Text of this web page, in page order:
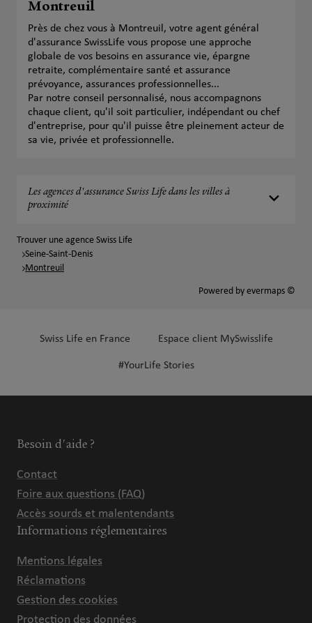
Montreuil
Près de chez vous à Montreuil, votre agent général
d'assurance SwissLife vous propose une approche
globale de vos besoins en assurance vie, épargne
retraite, complémentaire santé et assurance
prévoyance, assurances professionnelles...
Par notre conseil personnalisé, nous accompagnons
chaque client, qu'il soit particulier, indépendant ou chef
d'entreprise, pour qu'il puisse être pleinement acteur de
sa vie, privée et professionnelle.
Les agences d'assurance Swiss Life dans les villes à
proximité
Trouver une agence Swiss Life
Seine-Saint-Denis
Montreuil
Powered by evermaps ©
Swiss Life en France Espace client MySwisslife
#YourLife Stories
Besoin d'aide ?
Contact
Foire aux questions (FAQ)
Accès sourds et malentendants
Informations réglementaires
Mentions légales
Réclamations
Gestion des cookies
Protection des données